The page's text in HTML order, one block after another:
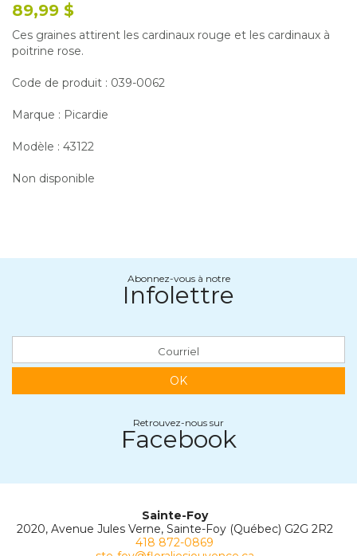
89,99 $
Ces graines attirent les cardinaux rouge et les cardinaux à
poitrine rose.
Code de produit : 039-0062
Marque : Picardie
Modèle : 43122
Non disponible
Abonnez-vous à notre
Infolettre
OK
Retrouvez-nous sur
Facebook
Sainte-Foy
2020, Avenue Jules Verne, Sainte-Foy (Québec) G2G 2R2
418 872-0869